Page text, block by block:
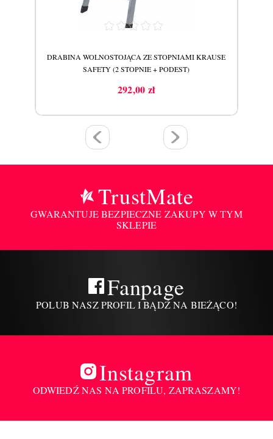
DRABINA WOLNOSTOJĄCA ZE STOPNIAMI KRAUSE
SAFETY (2 STOPNIE + PODEST)
Cena
292,00 zł
TrustMate
GWARANTUJE BEZPIECZNE ZAKUPY W TYM
SKLEPIE
Fanpage
POLUB NASZ PROFIL I BĄDŹ NA BIEŻĄCO!
Instagram
ODWIEDŹ NAS NA PROFILU, ZAPRASZAMY!